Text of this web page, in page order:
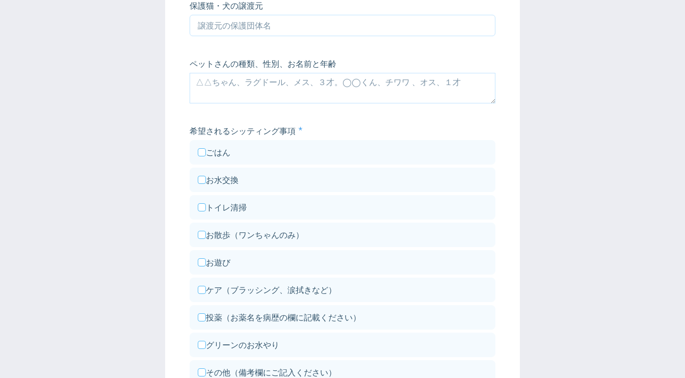
保護猫・犬の譲渡元
ペットさんの種類、性別、お名前と年齢
希望されるシッティング事項
ごはん
お水交換
トイレ清掃
お散歩（ワンちゃんのみ）
お遊び
ケア（ブラッシング、涙拭きなど）
投薬（お薬名を病歴の欄に記載ください）
グリーンのお水やり
その他（備考欄にご記入ください）